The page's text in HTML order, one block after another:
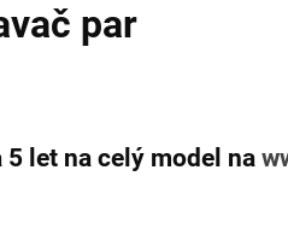
par
5 let na celý model na